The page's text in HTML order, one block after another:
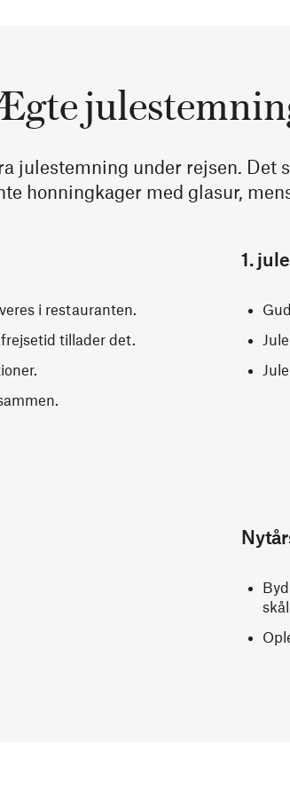
julestemning under rejsen.
honningkager med glasur,
i restauranten.
tillader det.
1.